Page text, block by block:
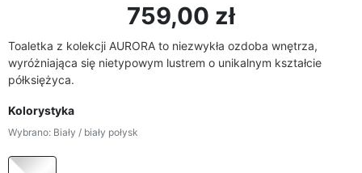
759,00 zł
Toaletka z kolekcji AURORA to niezwykła ozdoba wnętrza,
wyróżniająca się nietypowym lustrem o unikalnym kształcie
półksiężyca.
Kolorystyka
Wybrano: Biały / biały połysk
Biały / biały połysk